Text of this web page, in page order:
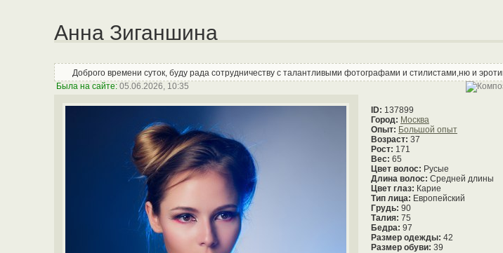
Анна Зиганшина
Доброго времени суток, буду рада сотрудничеству с талантливыми фотографами и стилистами,ню и
Была на сайте: 05.06.2026, 10:35
ID: 137899
Город: Москва
Опыт: Большой опыт
Возраст: 37
Рост: 171
Вес: 65
Цвет волос: Русые
Длина волос: Средней длины
Цвет глаз: Карие
Тип лица: Европейский
Грудь: 90
Талия: 75
Бедра: 97
Размер одежды: 42
Размер обуви: 39